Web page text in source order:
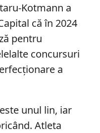
Kotmann a
că în 2024
pentru
concursuri
a
unul lin, iar
Atleta